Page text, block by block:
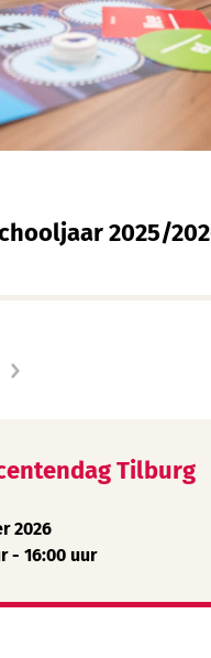
2025/
Tilburg
2026
- 16:00 uur